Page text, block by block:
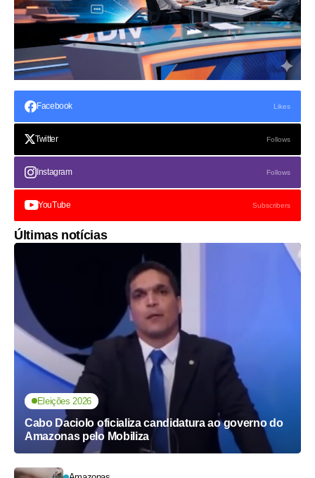
Facebook Likes
Twitter Follows
Instagram Follows
YouTube Subscribers
Últimas notícias
Eleições 2026
Cabo Daciolo oficializa candidatura ao governo do
Amazonas pelo Mobiliza